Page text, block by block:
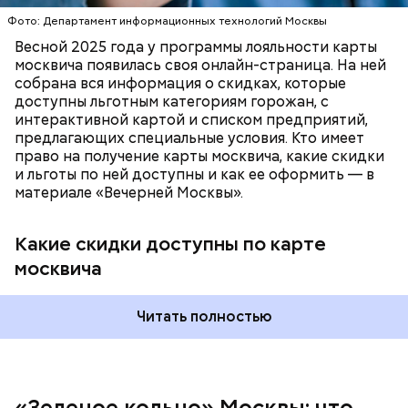
Фото: Департамент информационных технологий Москвы
Весной 2025 года у программы лояльности карты
москвича появилась своя онлайн-страница. На ней
собрана вся информация о скидках, которые
доступны льготным категориям горожан, с
интерактивной картой и списком предприятий,
предлагающих специальные условия. Кто имеет
право на получение карты москвича, какие скидки
и льготы по ней доступны и как ее оформить — в
материале «Вечерней Москвы».
Какие скидки доступны по карте
москвича
Читать полностью
— На сегодняшний день уже готово более 50
Тимирязевского парка до Лосиного Острова за
счет проложения велополос на улицах между
кольца» реализована в пяти округах города,
подчеркнули в ЦОДД:
Безусловно, самым известным местом из романа